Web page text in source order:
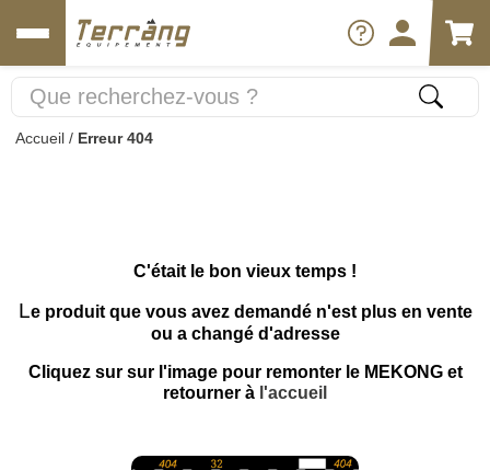
Accueil / Erreur 404
C'était le bon vieux temps !
Le produit que vous avez demandé n'est plus en vente
ou a changé d'adresse
Cliquez sur sur l'image pour remonter le MEKONG et
retourner à l'accueil